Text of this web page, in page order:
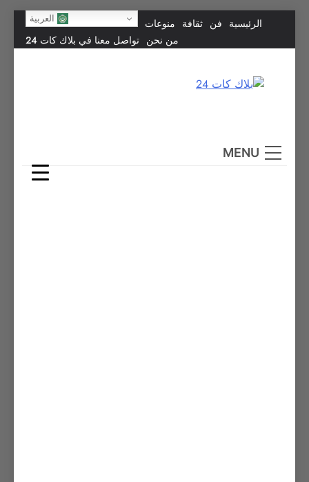
content
الرئيسية فن ثقافة منوعات العربية
من نحن تواصل معنا في بلاك كات 24
MENU